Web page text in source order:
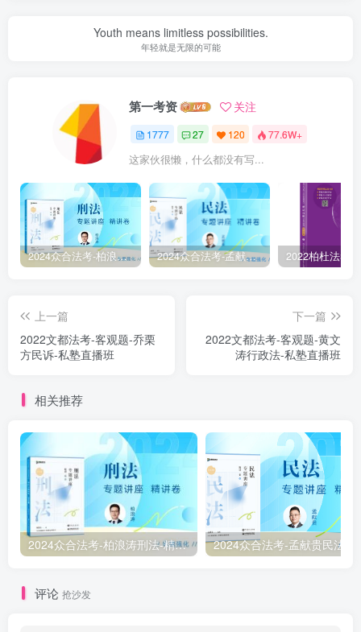
Youth means limitless possibilities.
年轻就是无限的可能
第一考资 关注
1777 27 120 77.6W+
这家伙很懒，什么都没有写...
2024众合法考-柏浪涛刑法-精讲卷pdf电子版（附视频1-76全） 2024众合法考-孟献贵民法-精讲卷.pdf
上一篇
2022文都法考-客观题-乔栗
方民诉-私塾直播班
下一篇
2022文都法考-客观题-黄文
涛行政法-私塾直播班
相关推荐
2024众合法考-柏浪涛刑法-精讲卷pdf电子版（附视频1-76全）
评论 抢沙发